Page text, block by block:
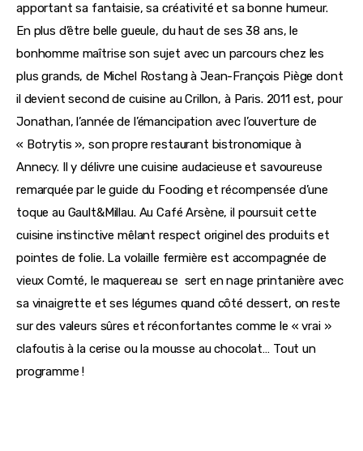
apportant sa fantaisie, sa créativité et sa bonne humeur.
En plus d’être belle gueule, du haut de ses 38 ans, le
bonhomme maîtrise son sujet avec un parcours chez les
plus grands, de Michel Rostang à Jean-François Piège dont
il devient second de cuisine au Crillon, à Paris. 2011 est, pour
Jonathan, l’année de l’émancipation avec l’ouverture de
« Botrytis », son propre restaurant bistronomique à
Annecy. Il y délivre une cuisine audacieuse et savoureuse
remarquée par le guide du Fooding et récompensée d’une
toque au Gault&Millau. Au Café Arsène, il poursuit cette
cuisine instinctive mêlant respect originel des produits et
pointes de folie. La volaille fermière est accompagnée de
vieux Comté, le maquereau se  sert en nage printanière avec
sa vinaigrette et ses légumes quand côté dessert, on reste
sur des valeurs sûres et réconfortantes comme le « vrai »
clafoutis à la cerise ou la mousse au chocolat… Tout un
programme !